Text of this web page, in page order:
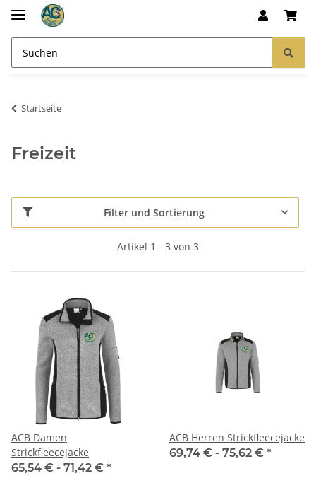
Startseite
Freizeit
Filter und Sortierung
Artikel 1 - 3 von 3
ACB Damen
Strickfleecejacke
65,54 € - 71,42 € *
ACB Herren Strickfleecejacke
69,74 € - 75,62 € *